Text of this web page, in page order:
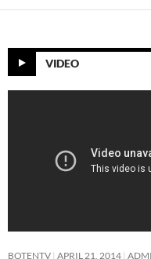
VIDEO
BOTENTV APRIL 21, 2014